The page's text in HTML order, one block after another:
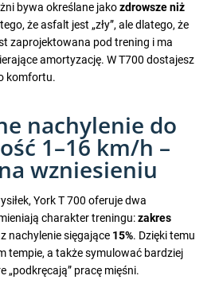
bywa określane jakozdrowsze niż
że asfalt jest „zły”, ale dlatego, że
zaprojektowana pod trening i ma
amortyzację. W T700 dostajesz
komfortu.
nachylenie do
1–16 km/h –
wzniesieniu
York T 700 oferuje dwa
charakter treningu:zakres
nachylenie sięgające 15%. Dzięki temu
tempie, a także symulować bardziej
„podkręcają” pracę mięśni.